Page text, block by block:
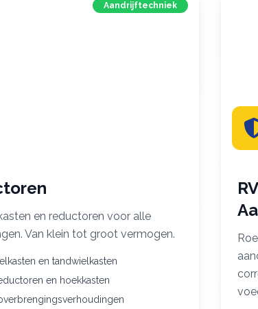
Aandrijftechniek
en reductoren voor alle
Van klein tot groot vermogen.
en tandwielkasten
en hoekkasten